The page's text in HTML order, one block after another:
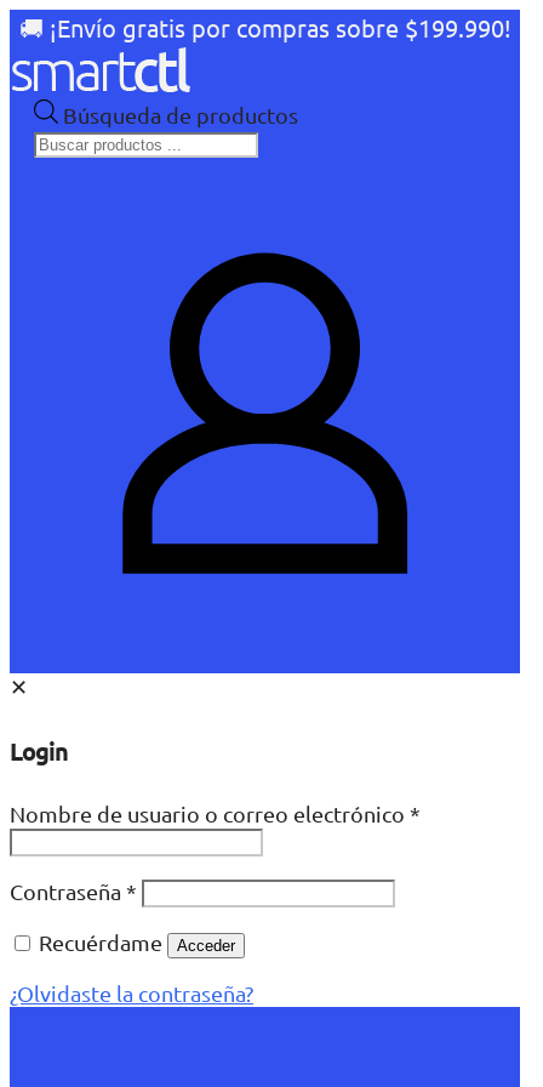
🚚 ¡Envío gratis por compras sobre $199.990!
Búsqueda de productos
✕
Login
Nombre de usuario o correo electrónico *
Contraseña *
Recuérdame
Acceder
¿Olvidaste la contraseña?